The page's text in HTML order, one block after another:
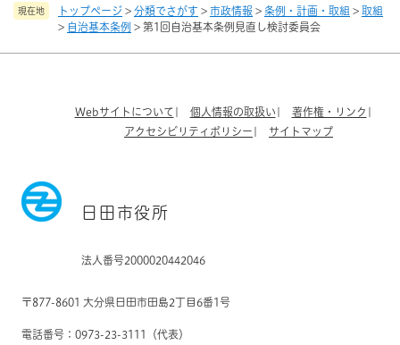
現在地 トップページ > 分類でさがす > 市政情報 > 条例・計画・取組 > 取組
> 自治基本条例 > 第1回自治基本条例見直し検討委員会
Webサイトについて 個人情報の取扱い
著作権・リンク
アクセシビリティポリシー
サイトマップ
日田市役所
法人番号2000020442046
〒877-8601 大分県日田市田島2丁目6番1号
電話番号：0973-23-3111（代表）